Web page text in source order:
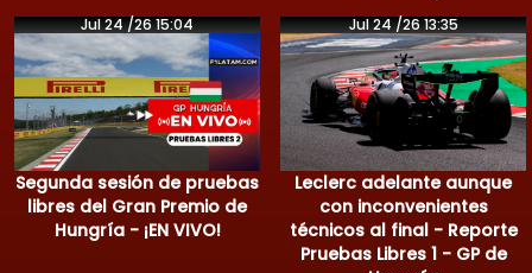
Jul 24 /26 15:04
Segunda sesión de pruebas
libres del Gran Premio de
Hungría - ¡EN VIVO!
Jul 24 /26 13:35
Leclerc adelante aunque
con inconvenientes
técnicos al final - Reporte
Pruebas Libres 1 - GP de